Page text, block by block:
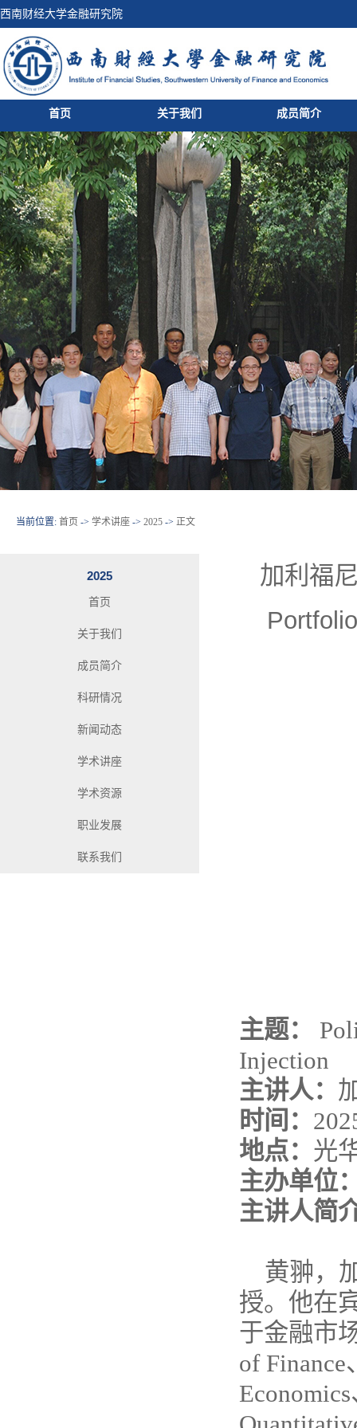
西南财经大学金融研究院
首页 关于我们 成员简介
当前位置: 首页 -> 学术讲座 -> 2025 -> 正文
2025
首页
关于我们
成员简介
科研情况
新闻动态
学术讲座
学术资源
职业发展
联系我们
加利福
主题：
Injection
主讲人：
时间：
地点： 光
主办单位
主讲人简
黄翀，
授。 他在
于金融市
of Finance